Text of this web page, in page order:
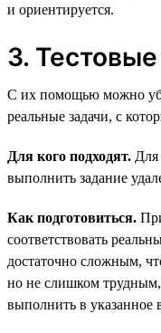
и ориентируется.
3.
С их помощью можно
реальные задачи, с
Для кого подходят. Для
выполнить задание
Как подготовиться.
соответствовать
достаточно сложным,
но не слишком
выполнить в указанное